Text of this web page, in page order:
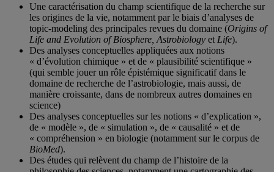
Une caractérisation du champ scientifique de la recherche sur
les origines de la vie, notamment par le biais d’analyses de
topic-modeling des principales revues du domaine (Origins of
Life and Evolution of Biosphere, Astrobiology et Life).
Des analyses conceptuelles appliquées aux notions
« d’évolution chimique » et de « plausibilité scientifique »
(qui semble jouer un rôle épistémique significatif dans le
domaine de recherche de l’astrobiologie, mais aussi, de
manière croissante, dans de nombreux autres domaines en
science)
Des analyses conceptuelles sur les notions « d’explication »,
de « modèle », de « simulation », de « causalité » et de
« compréhension » en biologie (notamment sur le corpus de
BioMed).
Des études qui relèvent du champ de l’histoire de la